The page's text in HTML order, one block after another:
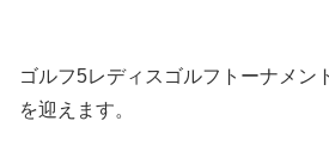
ゴルフ5レディスゴルフトーナメン
を迎えます。